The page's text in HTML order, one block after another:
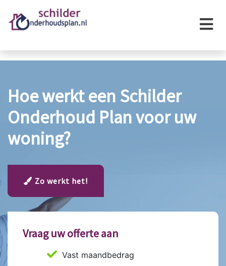
×
Hoe werkt een Schilder
Onderhoud Plan voor uw
woning?
Zo werkt het!
Vraag uw offerte aan
Vast maandbedrag